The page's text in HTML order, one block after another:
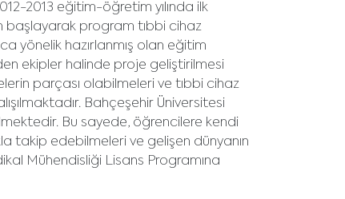
2013 eğitim-öğretim yılında ilk
başlayarak program tıbbi cihaz
yönelik hazırlanmış olan eğitim
ekipler halinde proje geliştirilmesi
parçası olabilmeleri ve tıbbi cihaz
Bahçeşehir Üniversitesi
Bu sayede, öğrencilere kendi
takip edebilmeleri ve gelişen dünyanın
Mühendisliği Lisans Programına